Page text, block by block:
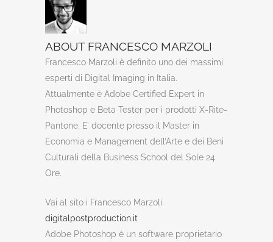
ABOUT FRANCESCO MARZOLI
Francesco Marzoli è definito uno dei massimi
esperti di Digital Imaging in Italia.
Attualmente è Adobe Certified Expert in
Photoshop e Beta Tester per i prodotti X-Rite-
Pantone. E’ docente presso il Master in
Economia e Management dell’Arte e dei Beni
Culturali della Business School del Sole 24
Ore.
Vai al sito i Francesco Marzoli
digitalpostproduction.it
Adobe Photoshop è un software proprietario